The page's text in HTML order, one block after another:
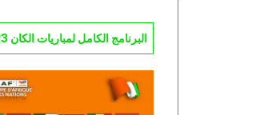
البرنامج الكامل لمباريات الكان 2023